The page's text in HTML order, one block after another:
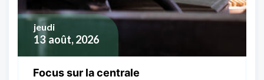
13 août, 2026
jeudi
Focus sur la centrale